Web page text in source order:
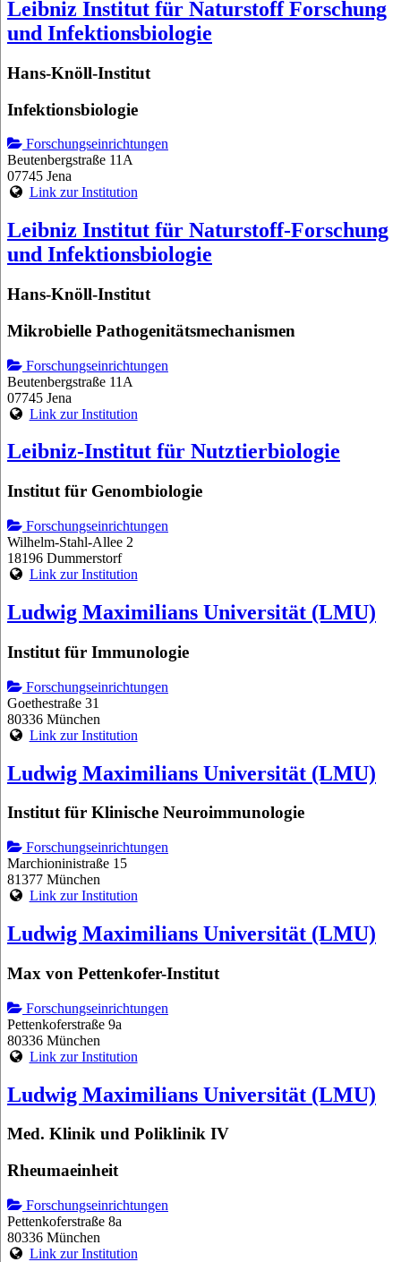
Leibniz Institut für Naturstoff Forschung
und Infektionsbiologie
Hans-Knöll-Institut
Infektionsbiologie
Forschungseinrichtungen
Beutenbergstraße 11A
07745 Jena
Link zur Institution
Leibniz Institut für Naturstoff-Forschung
und Infektionsbiologie
Hans-Knöll-Institut
Mikrobielle Pathogenitätsmechanismen
Forschungseinrichtungen
Beutenbergstraße 11A
07745 Jena
Link zur Institution
Leibniz-Institut für Nutztierbiologie
Institut für Genombiologie
Forschungseinrichtungen
Wilhelm-Stahl-Allee 2
18196 Dummerstorf
Link zur Institution
Ludwig Maximilians Universität (LMU)
Institut für Immunologie
Forschungseinrichtungen
Goethestraße 31
80336 München
Link zur Institution
Ludwig Maximilians Universität (LMU)
Institut für Klinische Neuroimmunologie
Forschungseinrichtungen
Marchioninistraße 15
81377 München
Link zur Institution
Ludwig Maximilians Universität (LMU)
Max von Pettenkofer-Institut
Forschungseinrichtungen
Pettenkoferstraße 9a
80336 München
Link zur Institution
Ludwig Maximilians Universität (LMU)
Med. Klinik und Poliklinik IV
Rheumaeinheit
Forschungseinrichtungen
Pettenkoferstraße 8a
80336 München
Link zur Institution